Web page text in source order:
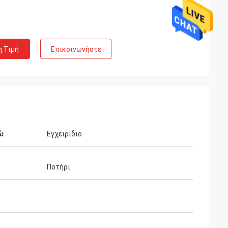
Τιμή Επικοινωνήστε
Εγχειρίδιο
Ποτήρι